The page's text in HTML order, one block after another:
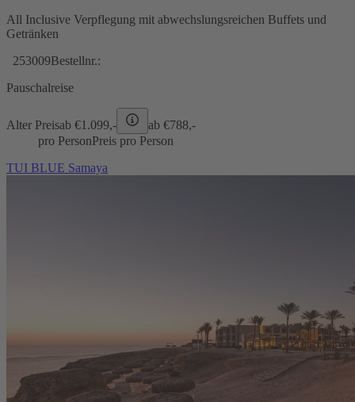
All Inclusive Verpflegung mit abwechslungsreichen Buffets und
Getränken
253009Bestellnr.:
Pauschalreise
Alter Preisab €1.099,- ab €788,-
pro PersonPreis pro Person
TUI BLUE Samaya